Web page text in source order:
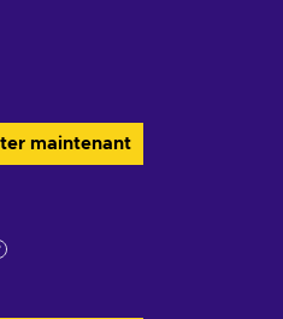
maintenant